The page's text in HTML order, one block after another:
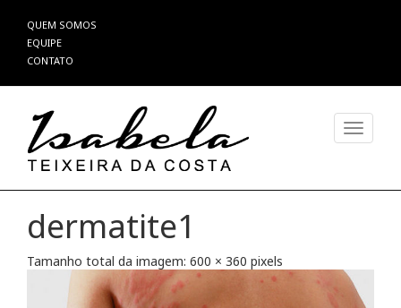
Pular
para
o
QUEM SOMOS
EQUIPE
CONTATO
dermatite1
Tamanho total da imagem: 600 × 360 pixels